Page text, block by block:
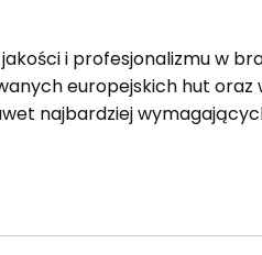
i profesjonalizmu w
europejskich hut
najbardziej